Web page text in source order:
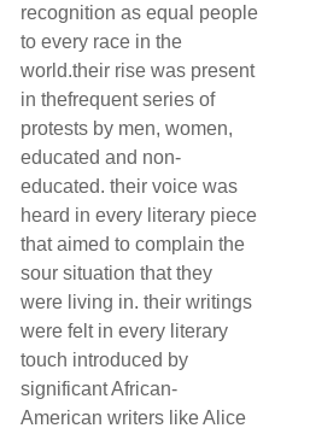
recognition as equal people
to every race in the
world.their rise was present
in thefrequent series of
protests by men, women,
educated and non-
educated. their voice was
heard in every literary piece
that aimed to complain the
sour situation that they
were living in. their writings
were felt in every literary
touch introduced by
significant African-
American writers like Alice